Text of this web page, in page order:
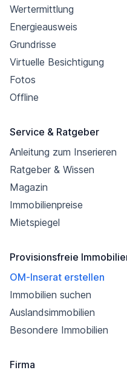
Wertermittlung
Energieausweis
Grundrisse
Virtuelle Besichtigung
Fotos
Offline
Service & Ratgeber
Anleitung zum Inserieren
Ratgeber & Wissen
Magazin
Immobilienpreise
Mietspiegel
Provisionsfreie
OM-Inserat erstellen
Immobilien suchen
Auslandsimmobilien
Besondere Immobilien
Firma